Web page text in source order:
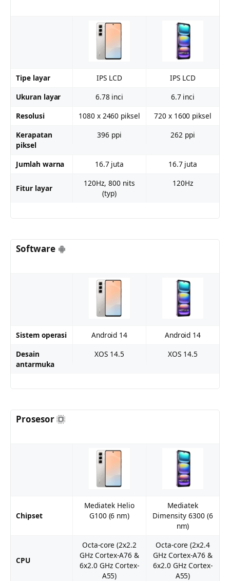
Tipe layar IPS LCD
IPS LCD
Ukuran layar
6.78 inci
6.7 inci
Resolusi
1080 x 2460 piksel
720 x 1600 piksel
Kerapatan
piksel
396 ppi 262 ppi
Jumlah warna 16.7 juta 16.7 juta
Fitur layar
120Hz, 800 nits
(typ)
120Hz
Software
Sistem operasi Android 14
Android 14
Desain
antarmuka
XOS 14.5 XOS 14.5
Prosesor
Chipset
Mediatek Helio
G100 (6 nm)
Mediatek
Dimensity 6300 (6
nm)
CPU
Octa-core (2x2.2
GHz Cortex-A76 &
6x2.0 GHz Cortex-
A55)
Octa-core (2x2.4
GHz Cortex-A76 &
6x2.0 GHz Cortex-
A55)